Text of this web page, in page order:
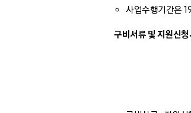
사업수행기간은
구비서류 및 지원신청